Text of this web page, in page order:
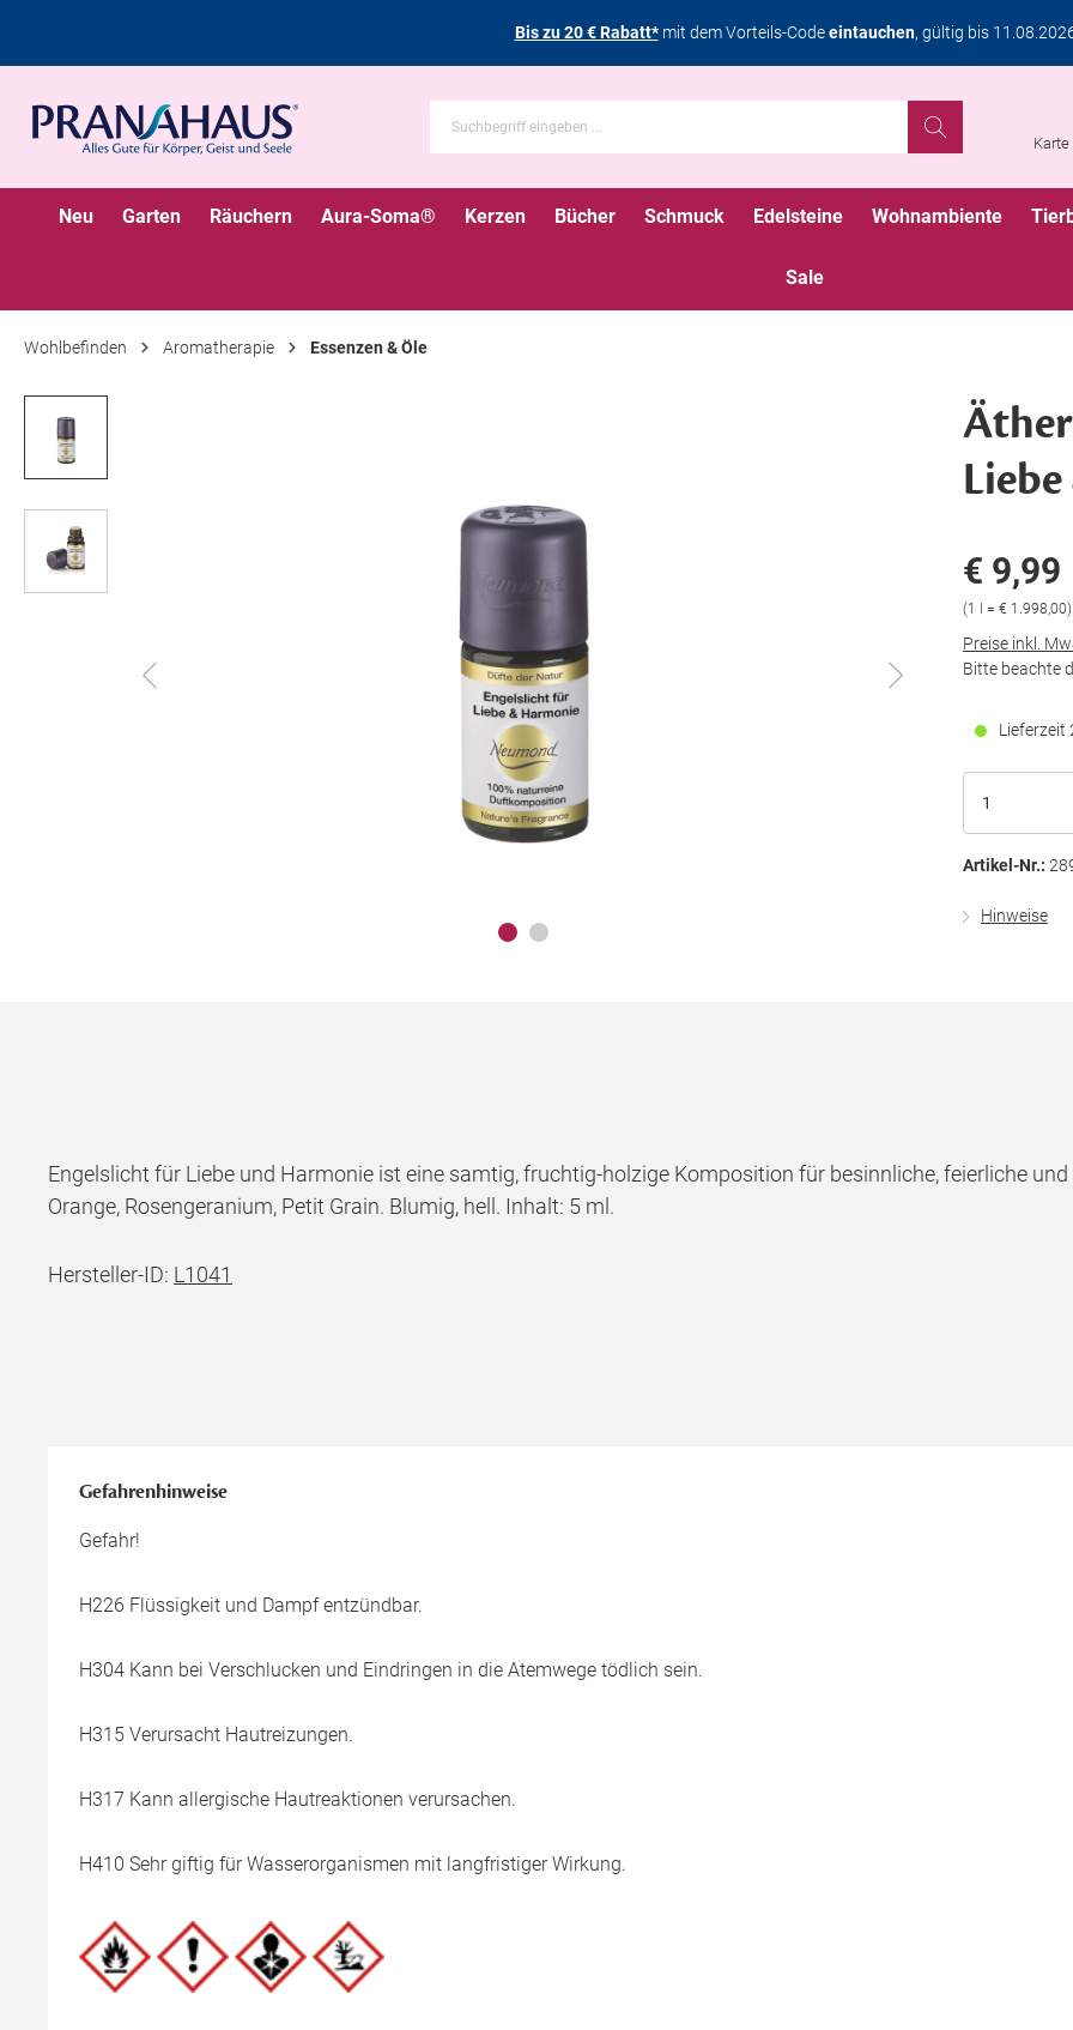
Bis zu 20 € Rabatt*mit dem Vorteils-Codeeintauchen, gültig bis
Neu Garten Räuchern Aura-Soma® Kerzen Bücher Schmuck Edelsteine Wohnambiente
Sale
Wohlbefinden Aromatherapie Essenzen & Öle
€ 9,99
(1 l = € 1.998,00)
Preise inkl.
Bitte beachte
Lieferzeit
Artikel-Nr.:
Hinweise
Engelslicht für Liebe und Harmonie ist eine samtig, fruchtig-holzige Komposition für besinnliche, feierliche
Orange, Rosengeranium, Petit Grain. Blumig, hell. Inhalt: 5 ml.
Hersteller-ID: L1041
Gefahrenhinweise
Gefahr!
H226 Flüssigkeit und Dampf entzündbar.
H304 Kann bei Verschlucken und Eindringen in die Atemwege tödlich sein.
H315 Verursacht Hautreizungen.
H317 Kann allergische Hautreaktionen verursachen.
H410 Sehr giftig für Wasserorganismen mit langfristiger Wirkung.